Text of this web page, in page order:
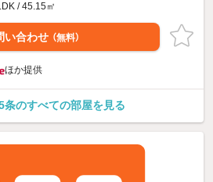
/ 45.15㎡
い合わせ （無料）
ほか提供
条のすべての部屋を見る